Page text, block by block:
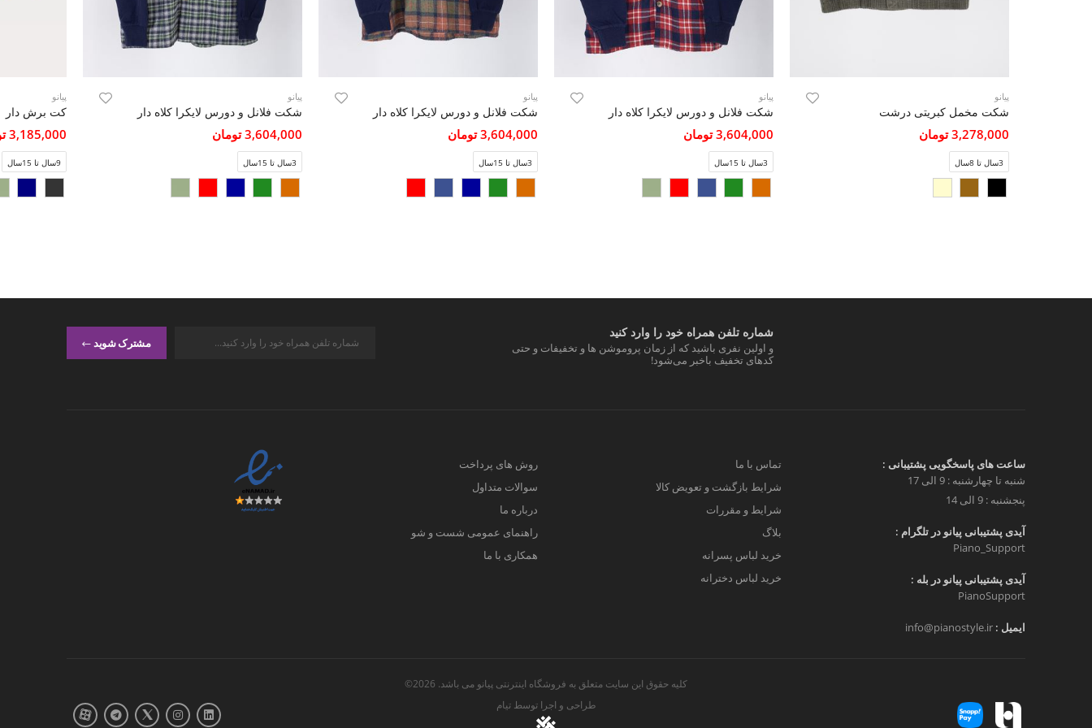
پیانو
شکت مخمل کبریتی درشت
3,278,000 تومان
3سال تا 8سال
پیانو
شکت فلانل و دورس لایکرا کلاه دار
3,604,000 تومان
3سال تا 15سال
پیانو
شکت فلانل و دورس لایکرا کلاه دار
3,604,000 تومان
3سال تا 15سال
پیانو
شکت فلانل و دورس لایکرا کلاه دار
3,604,000 تومان
3سال تا 15سال
پیانو
کت برش دار
3,185,000 تومان
9سال تا 15سال
شماره تلفن همراه خود را وارد کنید
و اولین نفری باشید که از زمان پروموشن ها و تخفیفات و حتی
کدهای تخفیف باخبر می‌شود!
مشترک شوید
ساعت های پاسخگویی پشتیبانی :
شنبه تا چهارشنبه : 9 الی 17
پنجشنبه : 9 الی 14
آیدی پشتیبانی پیانو در تلگرام :
Piano_Support
آیدی پشتیبانی پیانو در بله :
PianoSupport
ایمیل : info@pianostyle.ir
تماس با ما
شرایط بازگشت و تعویض کالا
شرایط و مقررات
بلاگ
خرید لباس پسرانه
خرید لباس دخترانه
روش های پرداخت
سوالات متداول
درباره ما
راهنمای عمومی شست و شو
همکاری با ما
کلیه حقوق این سایت متعلق به فروشگاه اینترنتی پیانو می باشد. 2026©
طراحی و اجرا توسطتیام